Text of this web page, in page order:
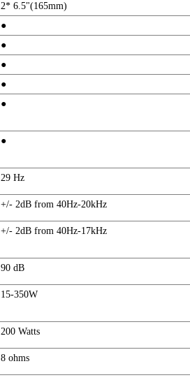
2* 6.5"(165mm)
●
●
●
●
●
●
29 Hz
+/- 2dB from 40Hz-20kHz
+/- 2dB from 40Hz-17kHz
90 dB
15-350W
200 Watts
8 ohms